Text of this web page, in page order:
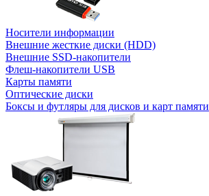
Носители информации
Внешние жесткие диски (HDD)
Внешние SSD-накопители
Флеш-накопители USB
Карты памяти
Оптические диски
Боксы и футляры для дисков и карт памяти